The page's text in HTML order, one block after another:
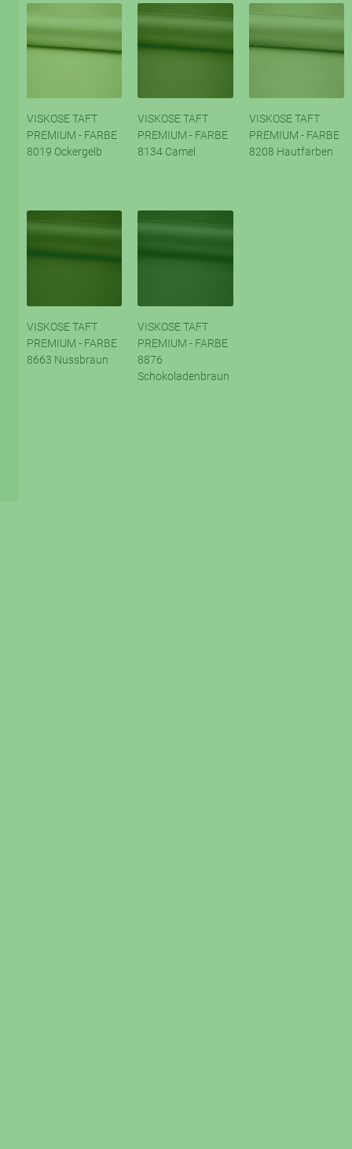
VISKOSE TAFT
PREMIUM - FARBE
8019 Ockergelb
VISKOSE TAFT
PREMIUM - FARBE
8134 Camel
VISKOSE TAFT
PREMIUM - FARBE
8208 Hautfarben
VISKOSE TAFT
PREMIUM - FARBE
8663 Nussbraun
VISKOSE TAFT
PREMIUM - FARBE
8876
Schokoladenbraun